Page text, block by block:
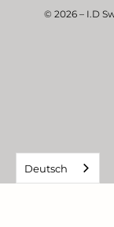
© 2026 – I.D
Deutsch